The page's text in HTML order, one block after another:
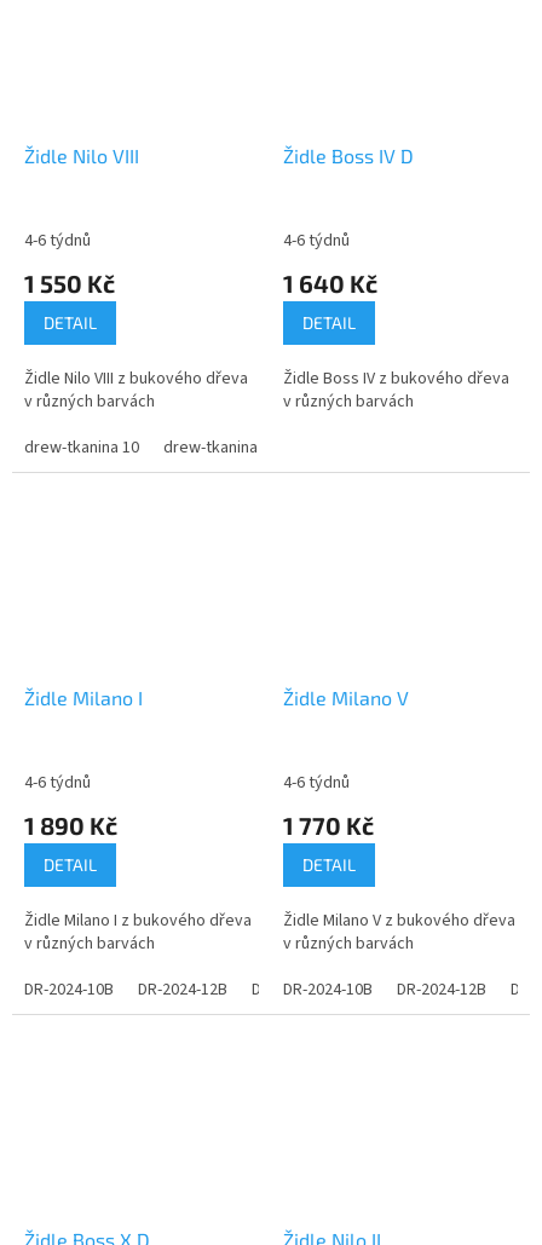
Židle Nilo VIII
4-6 týdnů
1 550 Kč
DETAIL
Židle Nilo VIII z bukového dřeva
v různých barvách
drew-tkanina 10
drew-tkanina 11
Židle Boss IV D
4-6 týdnů
1 640 Kč
DETAIL
Židle Boss IV z bukového dřeva
v různých barvách
Židle Milano I
4-6 týdnů
1 890 Kč
DETAIL
Židle Milano I z bukového dřeva
v různých barvách
DR-2024-10B
DR-2024-12B DR-2024-14B DR-2024-16B DR-
Židle Milano V
4-6 týdnů
1 770 Kč
DETAIL
Židle Milano V z bukového dřeva
v různých barvách
DR-2024-10B
DR-2024-12B DR-
Židle Boss X D Židle Nilo II